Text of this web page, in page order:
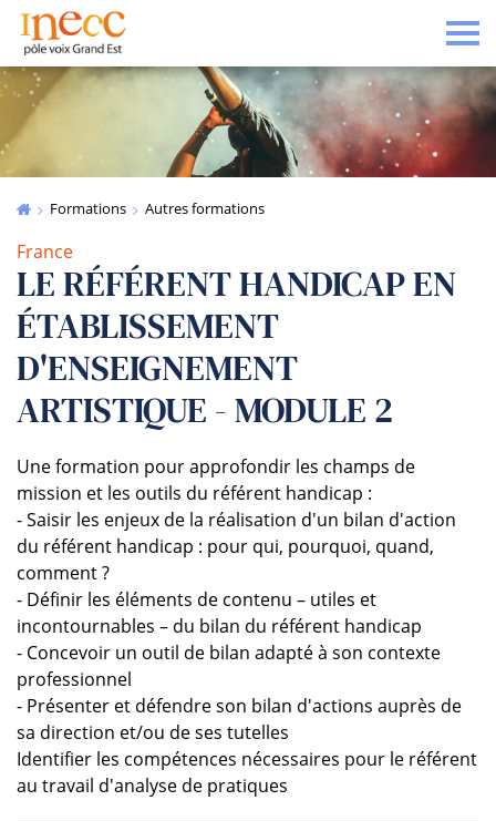
Formations Autres formations
France
LE RÉFÉRENT HANDICAP EN
ÉTABLISSEMENT
D'ENSEIGNEMENT
ARTISTIQUE - MODULE 2
Une formation pour approfondir les champs de
mission et les outils du référent handicap :
- Saisir les enjeux de la réalisation d'un bilan d'action
du référent handicap : pour qui, pourquoi, quand,
comment ?
- Définir les éléments de contenu – utiles et
incontournables – du bilan du référent handicap
- Concevoir un outil de bilan adapté à son contexte
professionnel
- Présenter et défendre son bilan d'actions auprès de
sa direction et/ou de ses tutelles
Identifier les compétences nécessaires pour le référent
au travail d'analyse de pratiques